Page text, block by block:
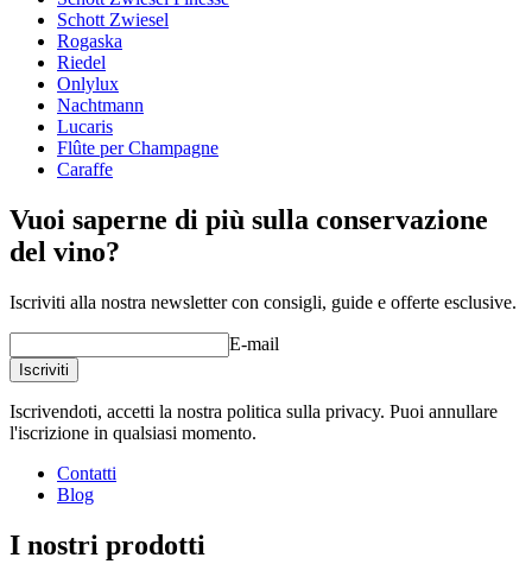
Serie di prodotti
VetroCalici in cristallo, Calice da vino rosso
Tipo di vetro
Capacità (cl)
Diametro (cm)
Schott Zwiesel
Rogaska
Riedel
Onlylux
Nachtmann
Lucaris
Flûte per Champagne
Caraffe
Vuoi saperne di più sulla conservazione
del vino?
Iscriviti alla nostra newsletter con consigli, guide e offerte esclusive.
E-mail
Iscriviti
Iscrivendoti, accetti la nostra politica sulla privacy. Puoi annullare
l'iscrizione in qualsiasi momento.
Contatti
Blog
I nostri prodotti